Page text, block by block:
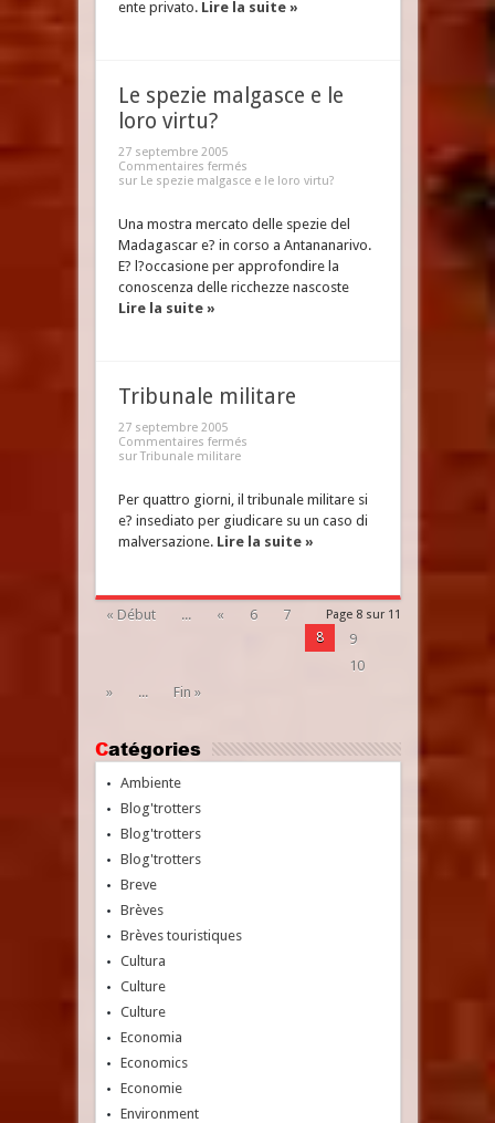
ente privato. Lire la suite »
Le spezie malgasce e le
loro virtu?
27 septembre 2005
Commentaires fermés
sur Le spezie malgasce e le loro virtu?
Una mostra mercato delle spezie del
Madagascar e? in corso a Antananarivo.
E? l?occasione per approfondire la
conoscenza delle ricchezze nascoste
Lire la suite »
Tribunale militare
27 septembre 2005
Commentaires fermés
sur Tribunale militare
Per quattro giorni, il tribunale militare si
e? insediato per giudicare su un caso di
malversazione. Lire la suite »
Page 8 sur 11
« Début ... « 6
7
8
9
10
»
... Fin »
Catégories
Ambiente
Blog'trotters
Blog'trotters
Blog'trotters
Breve
Brèves
Brèves touristiques
Cultura
Culture
Culture
Economia
Economics
Economie
Environment